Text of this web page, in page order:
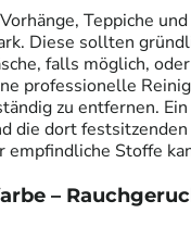
Teppiche
Diese sollten
falls möglich,
professionelle
zu entfernen.
die dort
empfindliche Stoffe
–